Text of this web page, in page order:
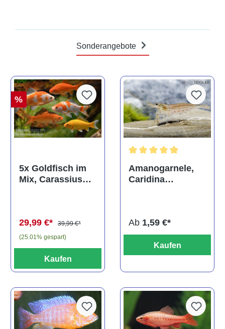
Sonderangebote
%
5x Goldfisch im
Mix, Carassius
29,99 €*
39,99 €*
(25.01% gespart)
Kaufen
Amanogarnele,
Caridina
Ab 1,59 €*
Kaufen